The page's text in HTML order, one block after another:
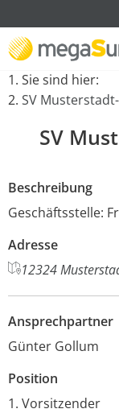
Sie sind hier:
SV
SV
Beschreibung
Geschäftsstelle:
Adresse
12324
Ansprechpartner
Günter Gollum
Position
1. Vorsitzender